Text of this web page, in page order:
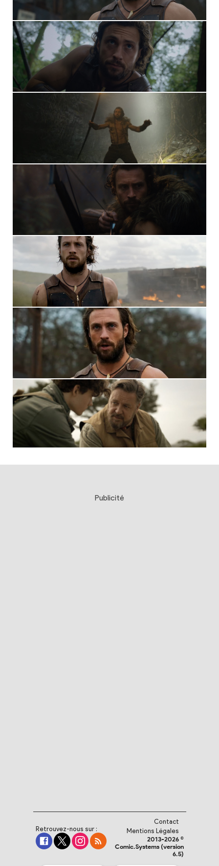
Publicité
Retrouvez-nous sur :
Contact
Mentions Légales
2013-2026 ©
Comic.Systems (version
6.5)